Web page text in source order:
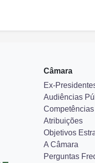
Câmara
Ex-
Audiências
Atribuições
Objetivos
A Câmara
Perguntas